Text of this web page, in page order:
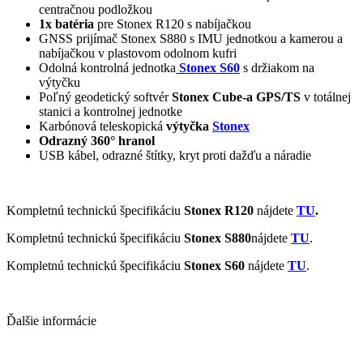
centračnou podložkou
1x batéria pre Stonex R120 s nabíjačkou
GNSS prijímač Stonex S880 s IMU jednotkou a kamerou a
nabíjačkou v plastovom odolnom kufri
Odolná kontrolná jednotka Stonex S60 s držiakom na
výtyčku
Poľný geodetický softvérStonex Cube-a GPS/TS v totálnej
stanici a kontrolnej jednotke
Karbónová teleskopická výtyčka Stonex
Odrazný 360° hranol
USB kábel, odrazné štítky, kryt proti dažďu a náradie
Kompletnú technickú špecifikáciu Stonex R120 nájdete TU.
Kompletnú technickú špecifikáciu Stonex S880nájdete TU.
Kompletnú technickú špecifikáciu Stonex S60 nájdete TU.
Ďalšie informácie